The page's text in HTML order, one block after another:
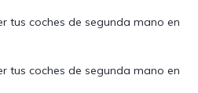
tus coches de segunda mano en
tus coches de segunda mano en